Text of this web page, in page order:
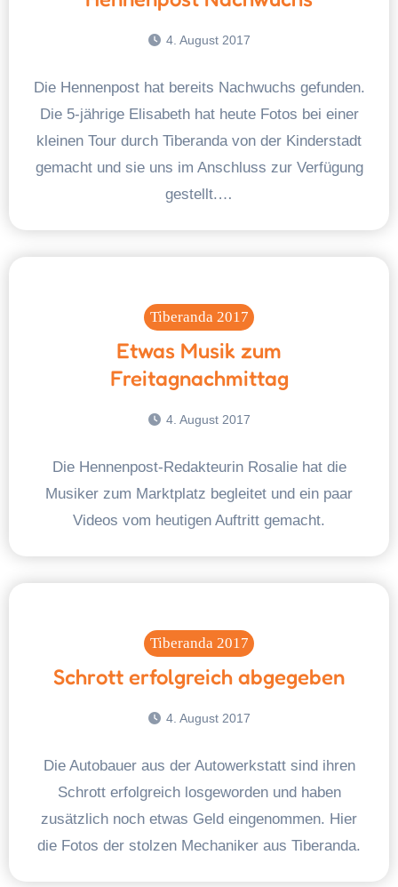
4. August 2017
Die Hennenpost hat bereits Nachwuchs gefunden.
Die 5-jährige Elisabeth hat heute Fotos bei einer
kleinen Tour durch Tiberanda von der Kinderstadt
gemacht und sie uns im Anschluss zur Verfügung
gestellt.…
Tiberanda 2017
Etwas Musik zum
Freitagnachmittag
4. August 2017
Die Hennenpost-Redakteurin Rosalie hat die
Musiker zum Marktplatz begleitet und ein paar
Videos vom heutigen Auftritt gemacht.
Tiberanda 2017
Schrott erfolgreich abgegeben
4. August 2017
Die Autobauer aus der Autowerkstatt sind ihren
Schrott erfolgreich losgeworden und haben
zusätzlich noch etwas Geld eingenommen. Hier
die Fotos der stolzen Mechaniker aus Tiberanda.